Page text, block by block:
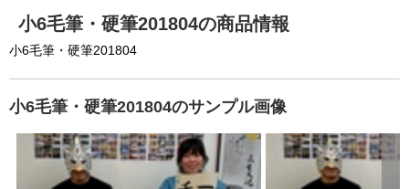
小6毛筆・硬筆201804の商品情報
小6毛筆・硬筆201804
小6毛筆・硬筆201804のサンプル画像